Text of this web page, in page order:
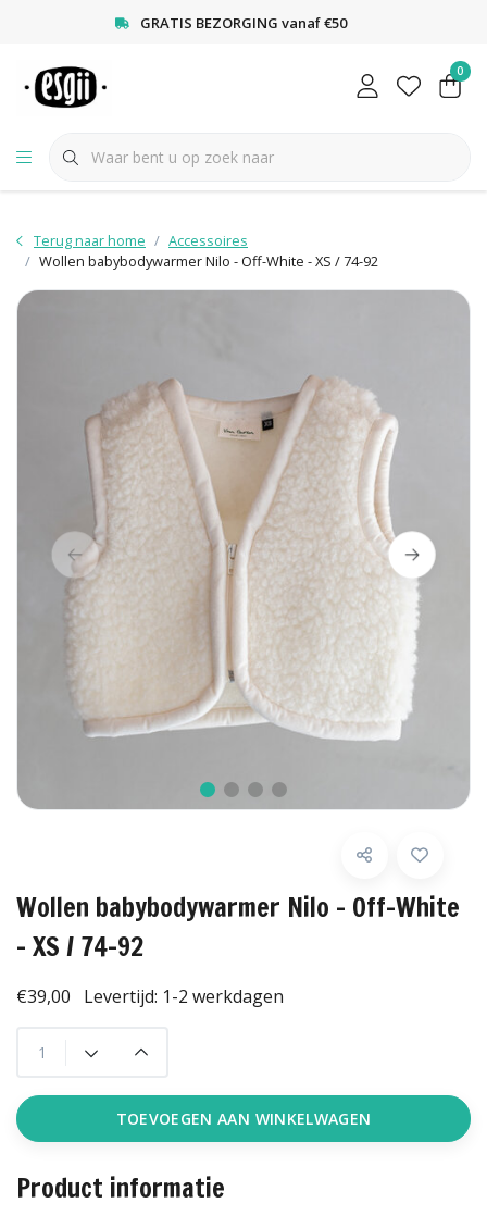
GRATIS BEZORGING vanaf €50
0
Terug naar home
Accessoires
Wollen babybodywarmer Nilo - Off-White - XS / 74-92
Wollen babybodywarmer Nilo - Off-White
- XS / 74-92
€39,00 Levertijd: 1-2 werkdagen
TOEVOEGEN AAN WINKELWAGEN
Product informatie